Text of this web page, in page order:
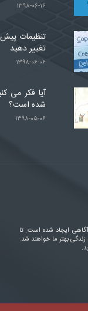
۱۳۹۸-۰۶-۱۶
تنظیمات
تغییر دهید
۱۳۹۸-۰۶-۰۶
آیا فکر می
شده است؟
۱۳۹۸-۰۵-۰۶
ایجاد شده است. تا
زندگی بهتر ما خواهند شد.